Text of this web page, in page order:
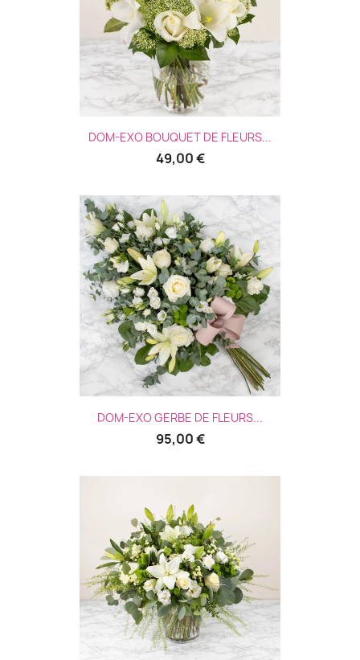
DOM-EXO BOUQUET DE FLEURS...
49,00 €
DOM-EXO GERBE DE FLEURS...
95,00 €